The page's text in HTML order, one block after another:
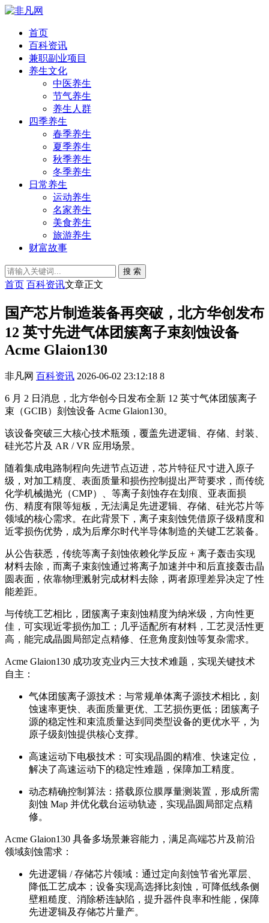
首页
百科资讯
兼职副业项目
养生文化
中医养生
节气养生
养生人群
四季养生
春季养生
夏季养生
秋季养生
冬季养生
日常养生
运动养生
名家养生
美食养生
旅游养生
财富故事
搜 索
首页 百科资讯文章正文
国产芯片制造装备再突破，北方华创发布
12 英寸先进气体团簇离子束刻蚀设备
Acme Glaion130
非凡网 百科资讯 2026-06-02 23:12:18 8
6 月 2 日消息，北方华创今日发布全新 12 英寸气体团簇离子
束（GCIB）刻蚀设备 Acme Glaion130。
该设备突破三大核心技术瓶颈，覆盖先进逻辑、存储、封装、
硅光芯片及 AR / VR 应用场景。
随着集成电路制程向先进节点迈进，芯片特征尺寸进入原子
级，对加工精度、表面质量和损伤控制提出严苛要求，而传统
化学机械抛光（CMP）、等离子刻蚀存在划痕、亚表面损
伤、精度有限等短板，无法满足先进逻辑、存储、硅光芯片等
领域的核心需求。在此背景下，离子束刻蚀凭借原子级精度和
近零损伤优势，成为后摩尔时代半导体制造的关键工艺装备。
从公告获悉，传统等离子刻蚀依赖化学反应 + 离子轰击实现
材料去除，而离子束刻蚀通过将离子加速并中和后直接轰击晶
圆表面，依靠物理溅射完成材料去除，两者原理差异决定了性
能差距。
与传统工艺相比，团簇离子束刻蚀精度为纳米级，方向性更
佳，可实现近零损伤加工；几乎适配所有材料，工艺灵活性更
高，能完成晶圆局部定点精修、任意角度刻蚀等复杂需求。
Acme Glaion130 成功攻克业内三大技术难题，实现关键技术
自主：
气体团簇离子源技术：与常规单体离子源技术相比，刻
蚀速率更快、表面质量更优、工艺损伤更低；团簇离子
源的稳定性和束流质量达到同类型设备的更优水平，为
原子级刻蚀提供核心支撑。
高速运动下电极技术：可实现晶圆的精准、快速定位，
解决了高速运动下的稳定性难题，保障加工精度。
动态精确控制算法：搭载原位膜厚量测装置，形成所需
刻蚀 Map 并优化载台运动轨迹，实现晶圆局部定点精
修。
Acme Glaion130 具备多场景兼容能力，满足高端芯片及前沿
领域刻蚀需求：
先进逻辑 / 存储芯片领域：通过定向刻蚀节省光罩层、
降低工艺成本；设备实现高选择比刻蚀，可降低线条侧
壁粗糙度、消除桥连缺陷，提升器件良率和性能，保障
先进逻辑及存储芯片量产。